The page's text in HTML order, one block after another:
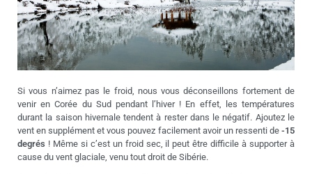
Si vous n’aimez pas le froid, nous vous déconseillons fortement de
venir en Corée du Sud pendant l’hiver ! En effet, les températures
durant la saison hivernale tendent à rester dans le négatif. Ajoutez le
vent en supplément et vous pouvez facilement avoir un ressenti de -15
degrés ! Même si c’est un froid sec, il peut être difficile à supporter à
cause du vent glaciale, venu tout droit de Sibérie.